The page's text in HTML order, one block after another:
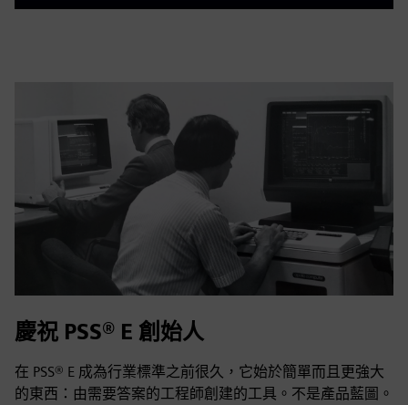
Play Mute Settings
PIP
Enter
慶祝 PSS® E 創始人
在 PSS® E 成為行業標準之前很久，它始於簡單而且更強大
的東西：由需要答案的工程師創建的工具。不是產品藍圖。